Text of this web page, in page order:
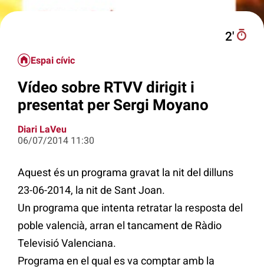
2′
Espai cívic
Vídeo sobre RTVV dirigit i
presentat per Sergi Moyano
Diari LaVeu
06/07/2014 11:30
Aquest és un programa gravat la nit del dilluns
23-06-2014, la nit de Sant Joan.
Un programa que intenta retratar la resposta del
poble valencià, arran el tancament de Ràdio
Televisió Valenciana.
Programa en el qual es va comptar amb la